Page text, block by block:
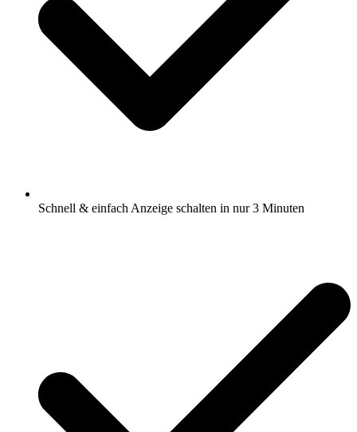
Schnell & einfach Anzeige schalten in nur 3 Minuten